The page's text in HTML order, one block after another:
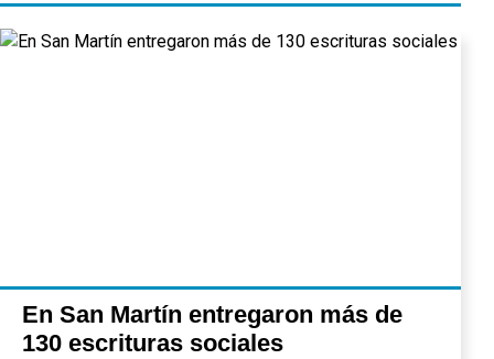
En San Martín entregaron más de
130 escrituras sociales